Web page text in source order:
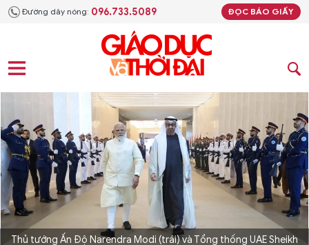
Đường dây nóng: 096.733.5089 ĐỌC BÁO GIẤY
Thủ tướng Ấn Độ Narendra Modi (trái) và Tổng thống UAE Sheikh